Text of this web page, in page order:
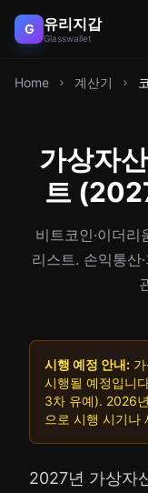
G 유리지갑
Glasswallet
Home 계산기
가상자
트
비트코인·이더
리스트. 손익통산
시행 예정 안내:
시행될 예정입니
3차 유예). 2026
으로 시행 시기나
2027년 가상자